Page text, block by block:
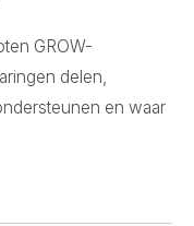
GROW-
delen,
en waar